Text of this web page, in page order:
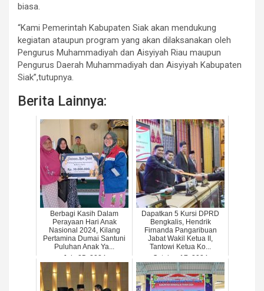
biasa.
“Kami Pemerintah Kabupaten Siak akan mendukung
kegiatan ataupun program yang akan dilaksanakan oleh
Pengurus Muhammadiyah dan Aisyiyah Riau maupun
Pengurus Daerah Muhammadiyah dan Aisyiyah Kabupaten
Siak”,tutupnya.
Berita Lainnya:
Berbagi Kasih Dalam
Perayaan Hari Anak
Nasional 2024, Kilang
Pertamina Dumai Santuni
Puluhan Anak Ya...
July 25, 2024
Dapatkan 5 Kursi DPRD
Bengkalis, Hendrik
Firnanda Pangaribuan
Jabat Wakil Ketua II,
Tantowi Ketua Ko...
October 17, 2024